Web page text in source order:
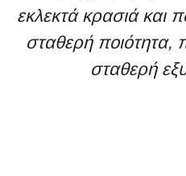
εκλεκτά κρασιά και
σταθερή ποιότητα,
σταθερή